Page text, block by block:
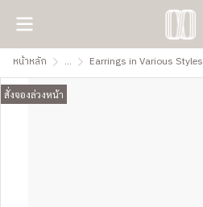
หน้าหลัก ... Earrings in Various Styles
สั่งจองล่วงหน้า